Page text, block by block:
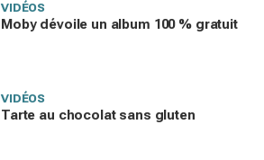
VIDÉOS
Moby dévoile un album 100 % gratuit
VIDÉOS
Tarte au chocolat sans gluten